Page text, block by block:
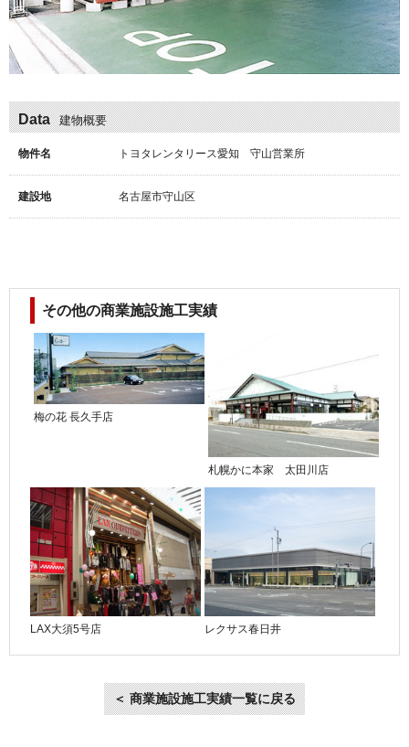
Data 建物概要
物件名 トヨタレンタリース愛知 守山営業所
建設地 名古屋市守山区
その他の商業施設施工実績
梅の花 長久手店
札幌かに本家 太田川店
LAX大須5号店 レクサス春日井
＜ 商業施設施工実績一覧に戻る